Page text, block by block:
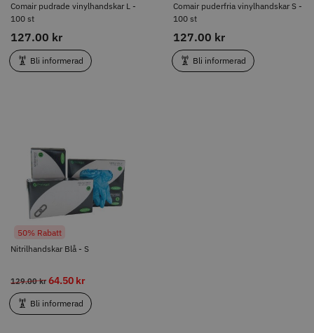
Comair pudrade vinylhandskar L -
100 st
127.00 kr
Bli informerad
Comair puderfria vinylhandskar S -
100 st
127.00 kr
Bli informerad
Nitrilhandskar Blå - S
129.00 kr 64.50 kr
50% Rabatt
Bli informerad
129.00 kr 64.50 kr
Bli informerad
Visa mer